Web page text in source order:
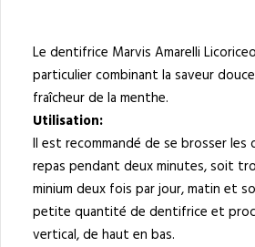
Le dentifrice Marvis Amarelli
particulier combinant la saveur
fraîcheur de la menthe.
Utilisation:
Il est recommandé de se brosser les
repas pendant deux minutes, soit
minium deux fois par jour, matin et
petite quantité de dentifrice et
vertical, de haut en bas.